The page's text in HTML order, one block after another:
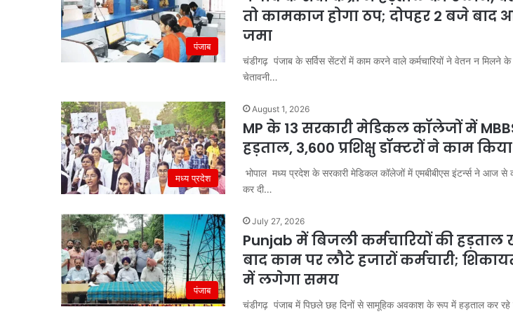
पंजाब
तो कामकाज होगा ठप; दोपहर 2 बजे बाद
जमा
चंडीगढ़ पंजाब के सर्विस सेंटरों में काम करने वाले कर्मचारियों ने वेतन न मिलने के
चेतावनी…
मध्य प्रदेश
August 1, 2026
MP के 13 सरकारी मेडिकल कॉलेजों में
हड़ताल, 3,600 प्रशिक्षु डॉक्टरों ने काम
भोपाल मध्य प्रदेश के सरकारी मेडिकल कॉलेजों में एमबीबीएस इंटर्न्स ने आज
कर दी…
पंजाब
July 27, 2026
Punjab में बिजली कर्मचारियों की हड़ताल
बाद काम पर लौटे हजारों कर्मचारी;
में लगेगा समय
चंडीगढ़ पंजाब में पिछले छह दिनों से सामूहिक अवकाश के रूप में हड़ताल कर रहे